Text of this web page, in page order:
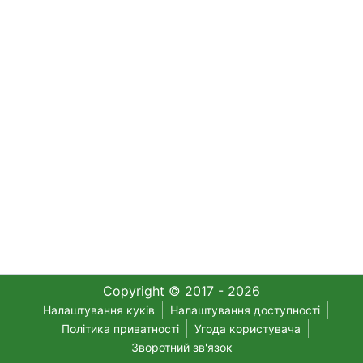
Copyright © 2017 - 2026
Налаштування куків
Налаштування доступності
Політика приватності
Угода користувача
Зворотний зв'язок